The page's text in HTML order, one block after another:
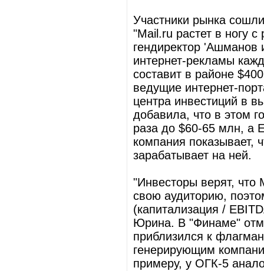
Участники рынка
"Mail.ru растет в ногу
гендиректор
интернет-рекламы
составит в районе
ведущие интернет-
центра инвестиций в
добавила, что в этом
раза до $60-65 млн, а
компания показывает,
зарабатывает на ней.
"Инвесторы верят, что
свою аудиторию,
(капитализация /
Юрина. В "Финаме"
приблизился к
генерирующим
примеру, у ОГК-5